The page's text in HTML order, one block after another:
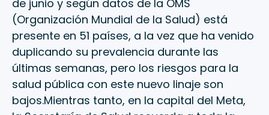
de junio y según datos de la OMS
(Organización Mundial de la Salud) está
presente en 51 países, a la vez que ha venido
duplicando su prevalencia durante las
últimas semanas, pero los riesgos para la
salud pública con este nuevo linaje son
bajos.Mientras tanto, en la capital del Meta,